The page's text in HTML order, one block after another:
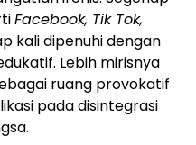
Facebook, TikTok,
kali dipenuhi dengan
Lebih mirisnya
ruang provokatif
pada disintegrasi